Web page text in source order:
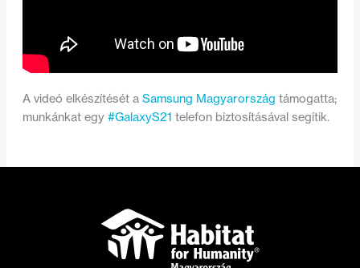
A videó elkészítését a Samsung Magyarország támogatta;
munkánkat egy #GalaxyS21 telefon biztosításával segítik.